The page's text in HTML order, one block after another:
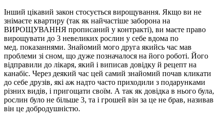
Інший цікавий закон стосується вирощування. Якщо ви не
знімаєте квартиру (так як найчастіше заборона на
ВИРОЩУВАННЯ прописаний у контракті), ви маєте право
вирощувати до 3 невеликих рослин у себе вдома по
мед. показаннями. Знайомий мого друга якийсь час мав
проблеми зі сном, що дуже позначалося на його роботі. Його
відправили до лікаря, який і виписав довідку й рецепт на
канабіс. Через деякий час цей самий знайомий почав кликати
до себе друзів, які аж надто часто приходили з подарунками
різних видів, і пригощати своїм. А так як довідка в нього була,
рослин було не більше 3, та і грошей він за це не брав, називав
він це добродушністю.